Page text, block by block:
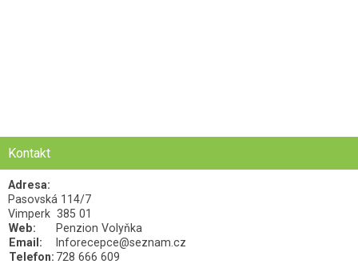
Kontakt
Adresa:
Pasovská 114/7
Vimperk 385 01
Web:
Penzion Volyňka
Email:
Inforecepce@seznam.cz
Telefon: 728 666 609